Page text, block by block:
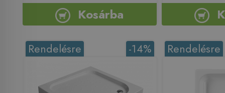
Kosárba
-14%
Rendelésre Rendelésre